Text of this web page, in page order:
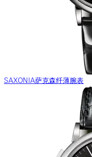
SAXONIA萨克森纤薄腕表